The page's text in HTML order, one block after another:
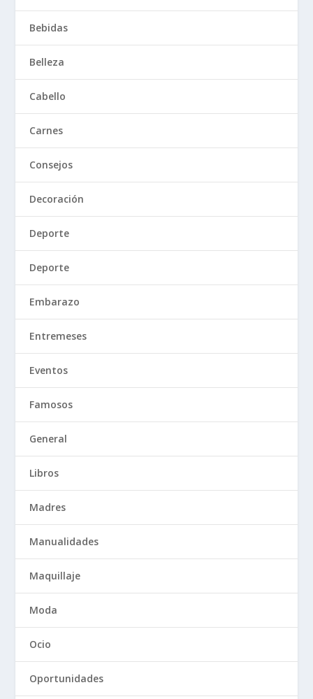
Bebidas
Belleza
Cabello
Carnes
Consejos
Decoración
Deporte
Deporte
Embarazo
Entremeses
Eventos
Famosos
General
Libros
Madres
Manualidades
Maquillaje
Moda
Ocio
Oportunidades